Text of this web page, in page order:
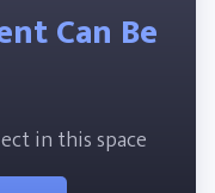
Can Be
in this space